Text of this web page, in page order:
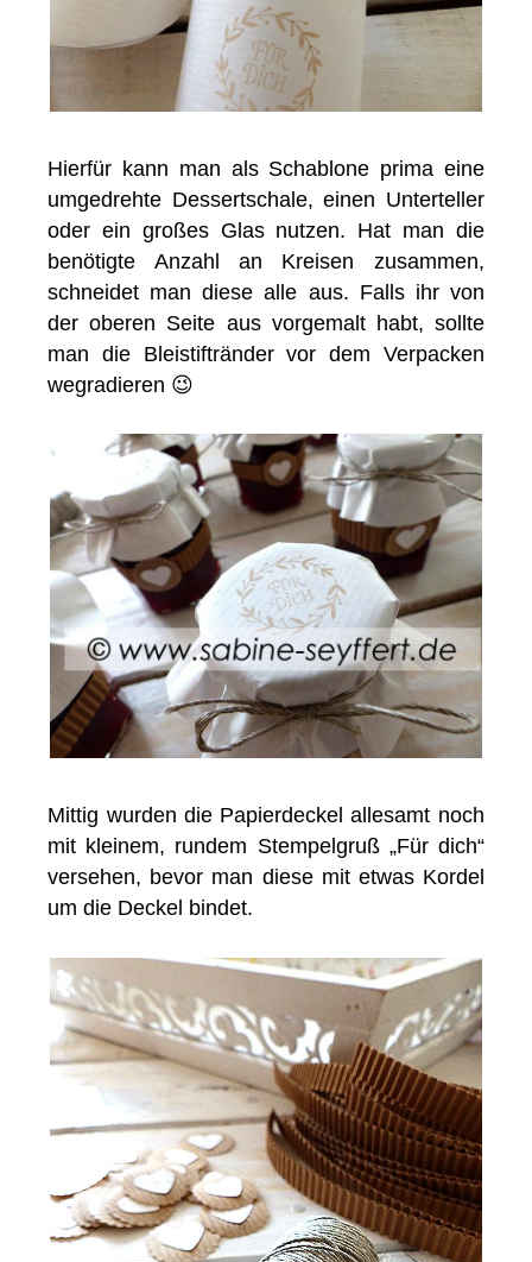
Hierfür kann man als Schablone prima eine
umgedrehte Dessertschale, einen Unterteller
oder ein großes Glas nutzen. Hat man die
benötigte Anzahl an Kreisen zusammen,
schneidet man diese alle aus. Falls ihr von
der oberen Seite aus vorgemalt habt, sollte
man die Bleistiftränder vor dem Verpacken
wegradieren 😉
Mittig wurden die Papierdeckel allesamt noch
mit kleinem, rundem Stempelgruß „Für dich“
versehen, bevor man diese mit etwas Kordel
um die Deckel bindet.